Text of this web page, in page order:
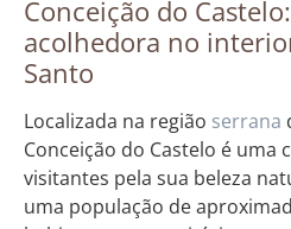
Conceição do
acolhedora no
Santo
Localizada na região serrana
Conceição do Castelo é uma
visitantes pela sua beleza
uma população de